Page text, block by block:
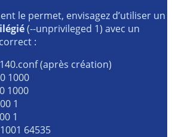
le permet, envisagez d’utiliser un
(--unprivileged 1) avec un
:
(après création)
1000
1000
1
1
64535